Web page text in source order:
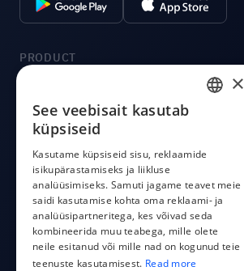
PRODUCT
Hinnad
CostPocket API
OCR API
App arvete saatmiseks
COMPANY
Meist
Kontakt
POLISH
RUSSIAN
FINNISH
×
See veebisait kasutab
küpsiseid
Kasutame küpsiseid sisu, reklaamide
isikupärastamiseks ja liikluse
analüüsimiseks. Samuti jagame teavet meie
saidi kasutamise kohta oma reklaami- ja
analüüsipartneritega, kes võivad seda
kombineerida muu teabega, mille olete
neile esitanud või mille nad on kogunud teie
teenuste kasutamisest. Read more